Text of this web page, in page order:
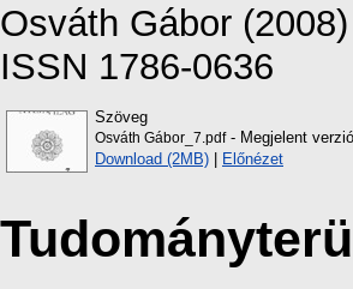
Osváth Gábor (2008)
ISSN 1786-0636
Szöveg
Osváth Gábor_7.pdf- Megjelent verzió
Download (2MB) | Előnézet